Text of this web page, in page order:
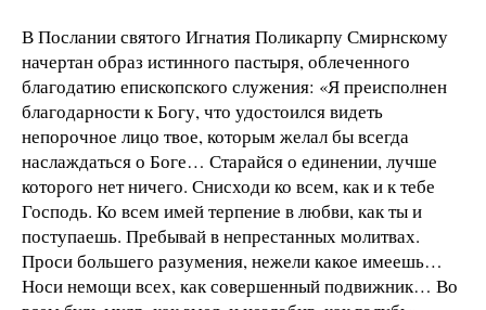
В Послании святого Игнатия Поликарпу Смирнскому
начертан образ истинного пастыря, облеченного
благодатию епископского служения: «Я преисполнен
благодарности к Богу, что удостоился видеть
непорочное лицо твое, которым желал бы всегда
наслаждаться о Боге… Старайся о единении, лучше
которого нет ничего. Снисходи ко всем, как и к тебе
Господь. Ко всем имей терпение в любви, как ты и
поступаешь. Пребывай в непрестанных молитвах.
Проси большего разумения, нежели какое имеешь…
Носи немощи всех, как совершенный подвижник… Во